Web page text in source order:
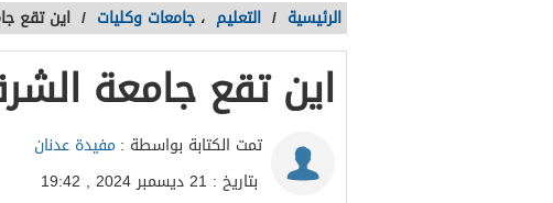
الرئيسية / التعليم ، جامعات وكليات / اين تقع
اين تقع جامعة
تمت الكتابة بواسطة : مفيدة عدنان
بتاريخ : 21 ديسمبر 2024 , 19:42